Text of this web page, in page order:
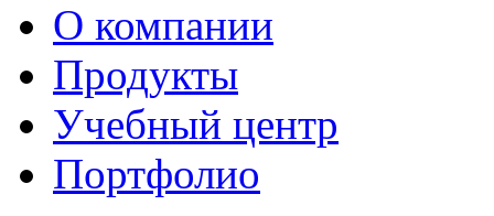
О компании
Продукты
Учебный центр
Портфолио